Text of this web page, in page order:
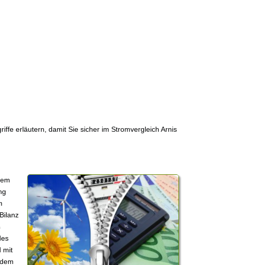
erläutern, damit Sie sicher im Stromvergleich Arnis
mit